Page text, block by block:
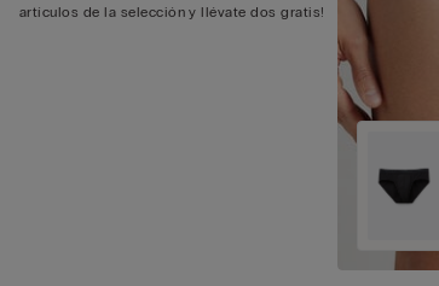
artículos de la selección y llévate dos gratis!